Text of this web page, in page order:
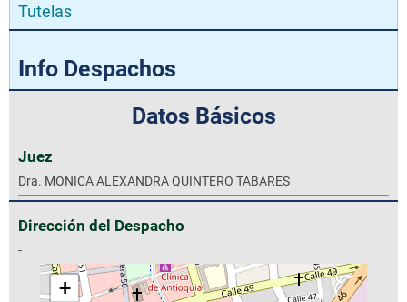
Tutelas
Info Despachos
Datos Básicos
Juez
Dra. MONICA ALEXANDRA QUINTERO TABARES
Dirección del Despacho
-
+